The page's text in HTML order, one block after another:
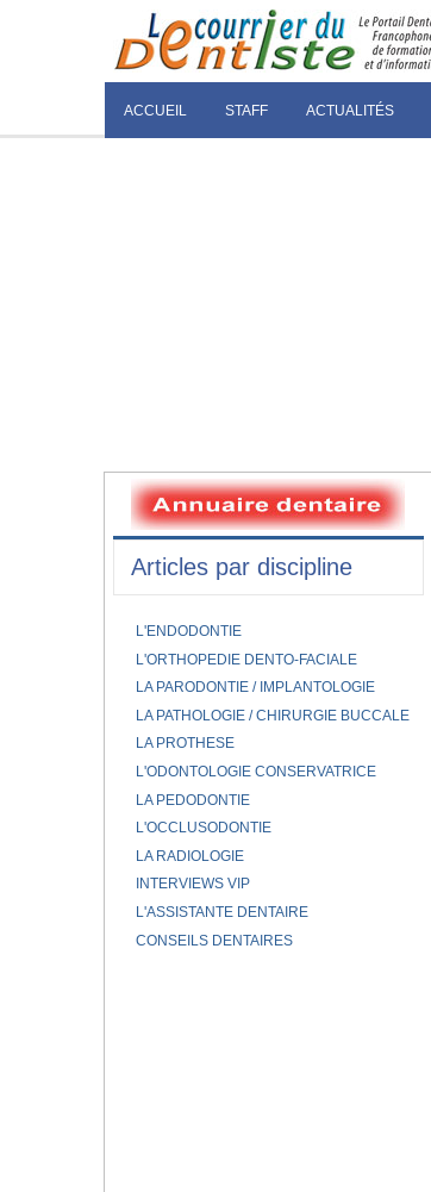
ACCUEIL STAFF ACTUALITÉS
Articles par discipline
L'ENDODONTIE
L'ORTHOPEDIE DENTO-FACIALE
LA PARODONTIE / IMPLANTOLOGIE
LA PATHOLOGIE / CHIRURGIE BUCCALE
LA PROTHESE
L'ODONTOLOGIE CONSERVATRICE
LA PEDODONTIE
L'OCCLUSODONTIE
LA RADIOLOGIE
INTERVIEWS VIP
L'ASSISTANTE DENTAIRE
CONSEILS DENTAIRES